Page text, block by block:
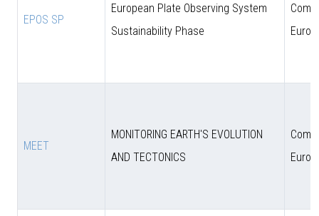
EPOS SP
European Plate Observing System
Sustainability Phase
MEET
MONITORING EARTH'S EVOLUTION
AND TECTONICS